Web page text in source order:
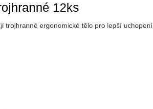
12ks
trojhranné ergonomické tělo pro lepší uchopení.